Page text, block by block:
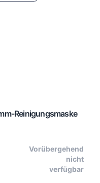
Reinigungsmaske
Vorübergehend
nicht
verfügbar